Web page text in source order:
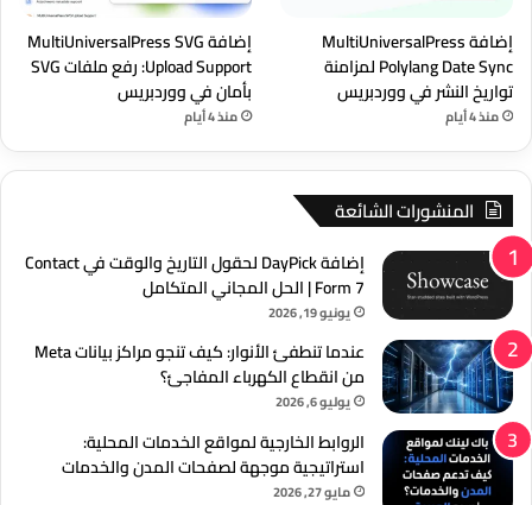
إضافة MultiUniversalPress
Polylang Date Sync لمزامنة
تواريخ النشر في ووردبريس
منذ 4 أيام
إضافة MultiUniversalPress SVG
Upload Support: رفع ملفات SVG
بأمان في ووردبريس
منذ 4 أيام
المنشورات الشائعة
إضافة DayPick لحقول التاريخ والوقت في Contact
Form 7 | الحل المجاني المتكامل
يونيو 19, 2026
عندما تنطفئ الأنوار: كيف تنجو مراكز بيانات Meta
من انقطاع الكهرباء المفاجئ؟
يوليو 6, 2026
الروابط الخارجية لمواقع الخدمات المحلية:
استراتيجية موجهة لصفحات المدن والخدمات
مايو 27, 2026